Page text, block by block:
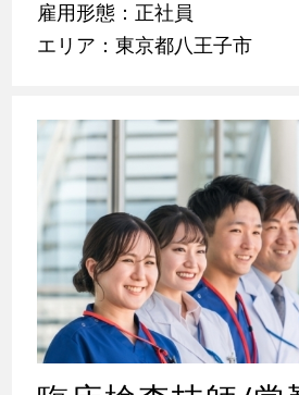
雇用形態：正社員
エリア：東京都八王子市